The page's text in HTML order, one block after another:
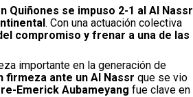
Quiñones se impuso 2-1 al Al Nassr
. Con una actuación colectiva
compromiso y frenar a una de las
importante en la generación de
firmeza ante un Al Nassr que se vio
Emerick Aubameyang fue clave en